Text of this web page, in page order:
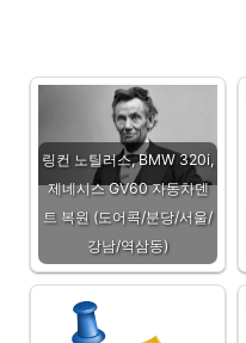
링컨 노틸러스, BMW 320i,
제네시스 GV60 자동차덴
트 복원 (도어콕/분당/서울/
강남/역삼동)